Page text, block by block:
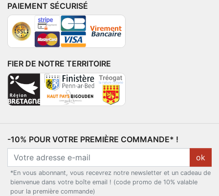
PAIEMENT SÉCURISÉ
FIER DE NOTRE TERRITOIRE
-10% POUR VOTRE PREMIÈRE COMMANDE* !
ok
*En vous abonnant, vous recevrez notre newsletter et un cadeau de
bienvenue dans votre boîte email ! (code promo de 10% valable
pour la première commande)